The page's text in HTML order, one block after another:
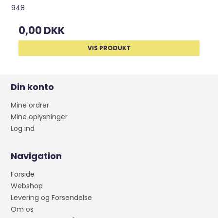
948
0,00 DKK
VIS PRODUKT
Din konto
Mine ordrer
Mine oplysninger
Log ind
Navigation
Forside
Webshop
Levering og Forsendelse
Om os